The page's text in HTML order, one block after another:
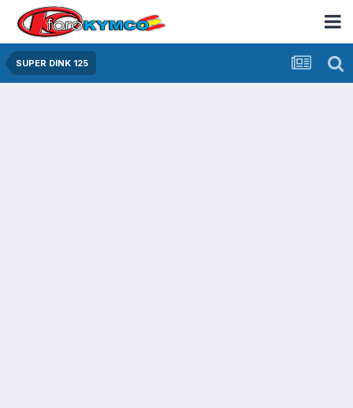
SUPER DINK 125